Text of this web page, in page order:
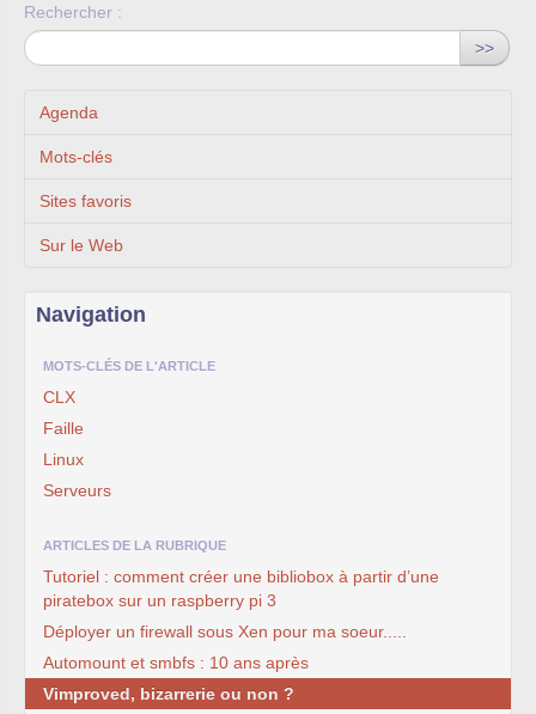
Rechercher :
>>
Agenda
Mots-clés
Sites favoris
Sur le Web
Navigation
MOTS-CLÉS DE L'ARTICLE
CLX
Faille
Linux
Serveurs
ARTICLES DE LA RUBRIQUE
Tutoriel : comment créer une bibliobox à partir d’une
piratebox sur un raspberry pi 3
Déployer un firewall sous Xen pour ma soeur.....
Automount et smbfs : 10 ans après
Vimproved, bizarrerie ou non ?